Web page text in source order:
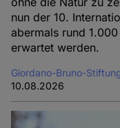
nun der 10.
abermals rund
erwartet werden.
Giordano-Bruno-
10.08.2026